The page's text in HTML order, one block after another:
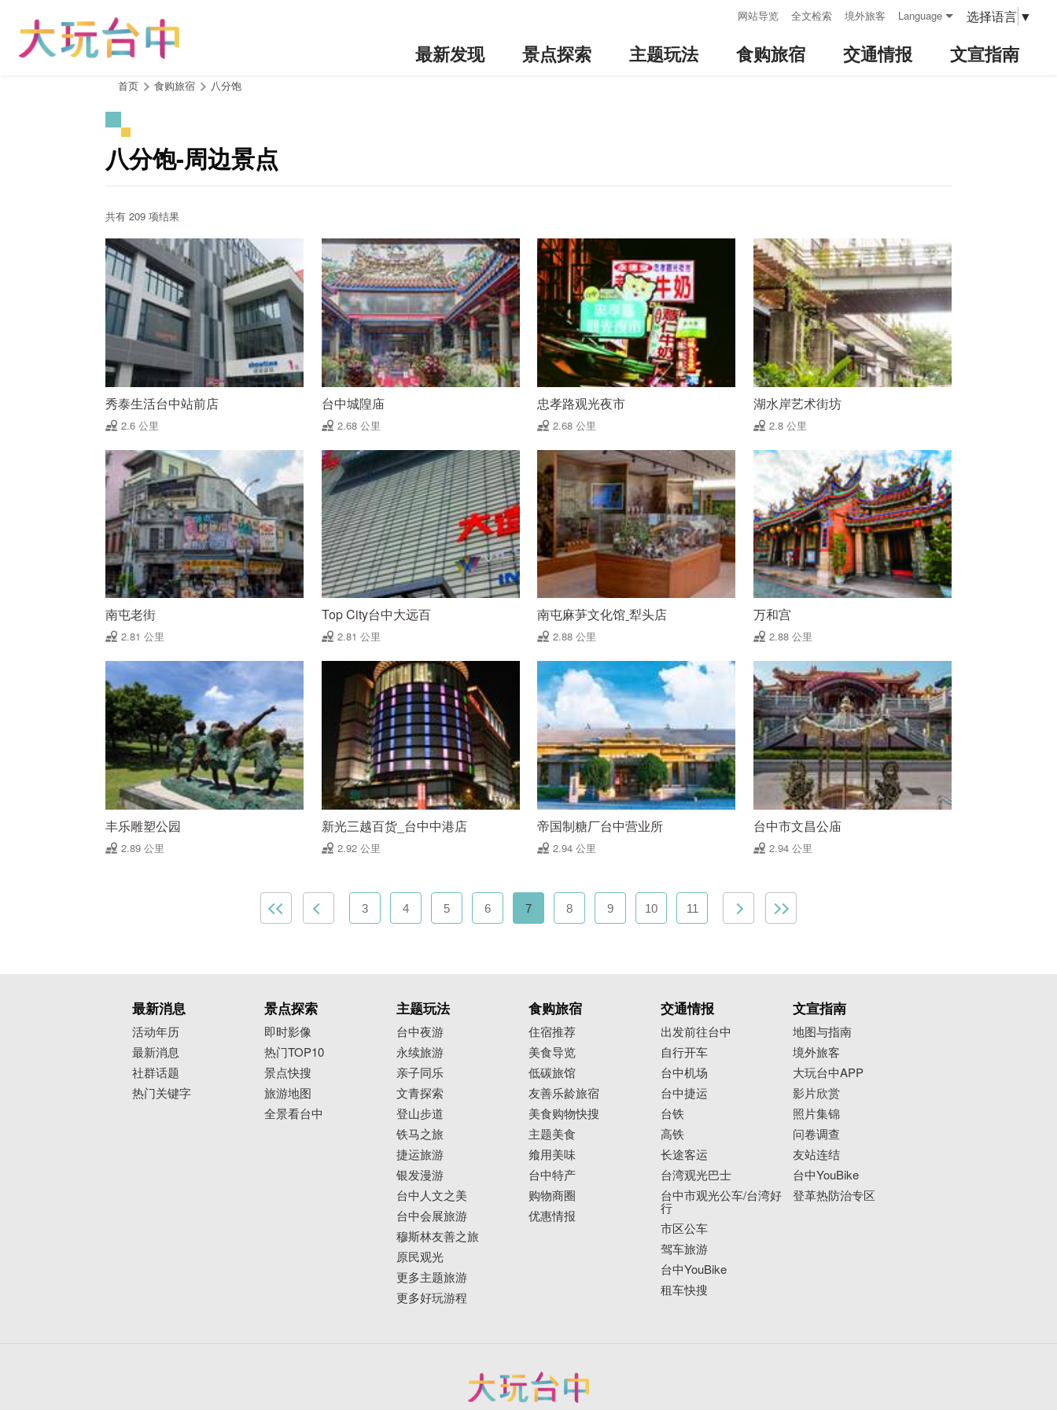
网站导览 全文检索 境外旅客 Language 选择语言 ▼
最新发现 景点探索 主题玩法 食购旅宿 交通情报 文宣指南
首页 食购旅宿 八分饱
八分饱-周边景点
共有 209 项结果
秀泰生活台中站前店
2.6 公里
台中城隍庙
2.68 公里
忠孝路观光夜市
2.68 公里
湖水岸艺术街坊
2.8 公里
南屯老街
2.81 公里
Top City台中大远百
2.81 公里
南屯麻芛文化馆ˍ犁头店
2.88 公里
万和宫
2.88 公里
丰乐雕塑公园
2.89 公里
新光三越百货_台中中港店
2.92 公里
帝国制糖厂台中营业所
2.94 公里
台中市文昌公庙
2.94 公里
3 4 5 6 7 8 9 10 11
最新消息
活动年历
最新消息
社群话题
热门关键字
景点探索
即时影像
热门TOP10
景点快搜
旅游地图
全景看台中
主题玩法
台中夜游
永续旅游
亲子同乐
文青探索
登山步道
铁马之旅
捷运旅游
银发漫游
台中人文之美
台中会展旅游
穆斯林友善之旅
原民观光
更多主题旅游
更多好玩游程
食购旅宿
住宿推荐
美食导览
低碳旅馆
友善乐龄旅宿
美食购物快搜
主题美食
飨用美味
台中特产
购物商圈
优惠情报
交通情报
出发前往台中
自行开车
台中机场
台中捷运
台铁
高铁
长途客运
台湾观光巴士
台中市观光公车/台湾好
行
市区公车
驾车旅游
台中YouBike
租车快搜
文宣指南
地图与指南
境外旅客
大玩台中APP
影片欣赏
照片集锦
问卷调查
友站连结
台中YouBike
登革热防治专区